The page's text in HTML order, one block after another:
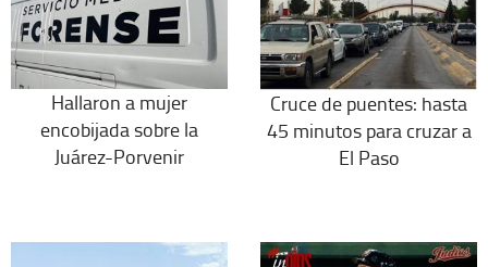
Hallaron a mujer
encobijada sobre la
Juárez-Porvenir
Cruce de puentes: hasta
45 minutos para cruzar a
El Paso